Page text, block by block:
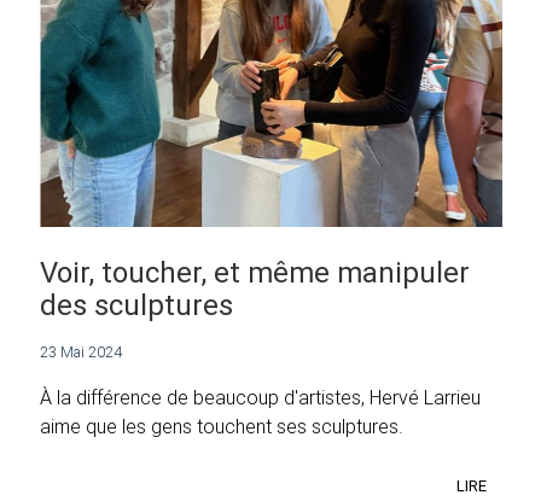
Voir, toucher, et même manipuler
des sculptures
23 Mai 2024
À la différence de beaucoup d'artistes, Hervé Larrieu
aime que les gens touchent ses sculptures.
LIRE